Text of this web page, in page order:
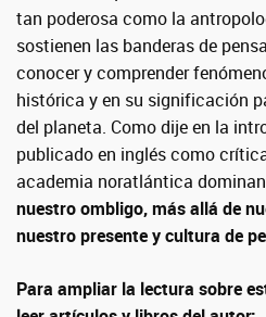
tan poderosa como la
sostienen las banderas de
conocer y comprender
histórica y en su significación
del planeta. Como dije en la
publicado en inglés como
academia noratlántica
nuestro ombligo, más allá de
nuestro presente y cultura de
Para ampliar la lectura sobre